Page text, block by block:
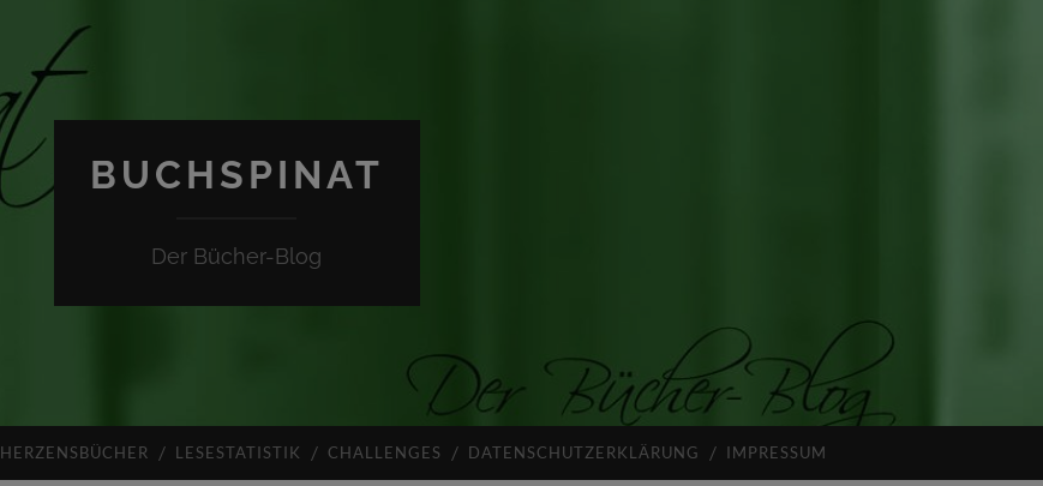
BUCHSPINAT
Der Bücher-Blog
HERZENSBÜCHER LESESTATISTIK CHALLENGES DATENSCHUTZERKLÄRUNG IMPRESSUM